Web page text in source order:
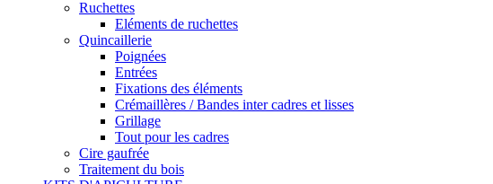
Ruchettes
Eléments de ruchettes
Quincaillerie
Poignées
Entrées
Fixations des éléments
Crémaillères / Bandes inter cadres et lisses
Grillage
Tout pour les cadres
Cire gaufrée
Traitement du bois